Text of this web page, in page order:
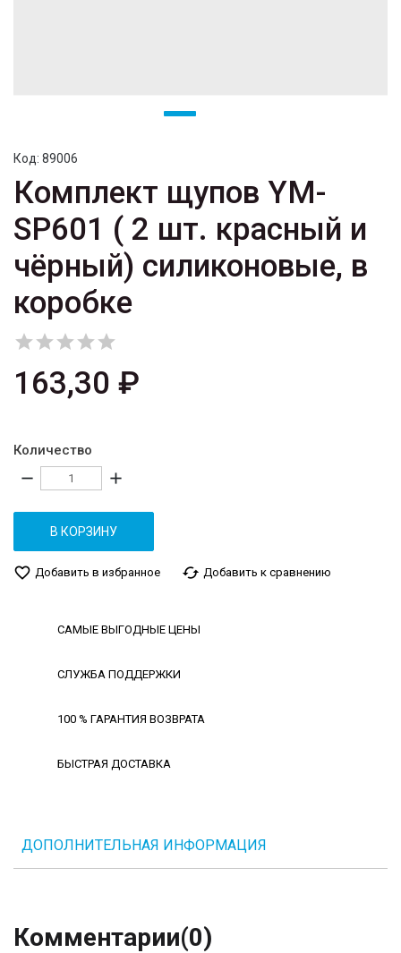
Код: 89006
Комплект щупов YM-
SP601 ( 2 шт. красный и
чёрный) силиконовые, в
коробке

163,30 ₽
Количество
remove add
В КОРЗИНУ
favorite_border Добавить в избранное cached Добавить к сравнению
САМЫЕ ВЫГОДНЫЕ ЦЕНЫ
СЛУЖБА ПОДДЕРЖКИ
100 % ГАРАНТИЯ ВОЗВРАТА
БЫСТРАЯ ДОСТАВКА
ДОПОЛНИТЕЛЬНАЯ ИНФОРМАЦИЯ
Комментарии(0)